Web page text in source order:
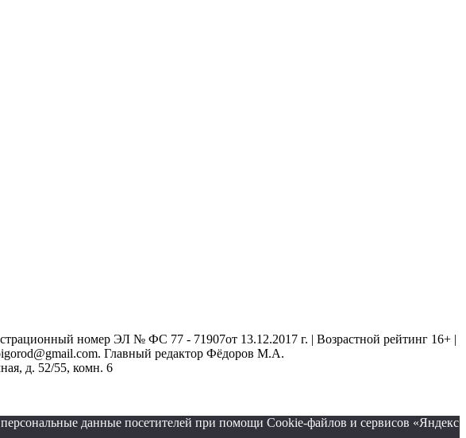
номер ЭЛ № ФС 77 - 71907от 13.12.2017 г. | Возрастной рейтинг 16+ |
Главный редактор Фёдоров М.А.
д. 52/55, комн. 6
данные посетителей при помощи Cookie-файлов и сервисов «Яндекс